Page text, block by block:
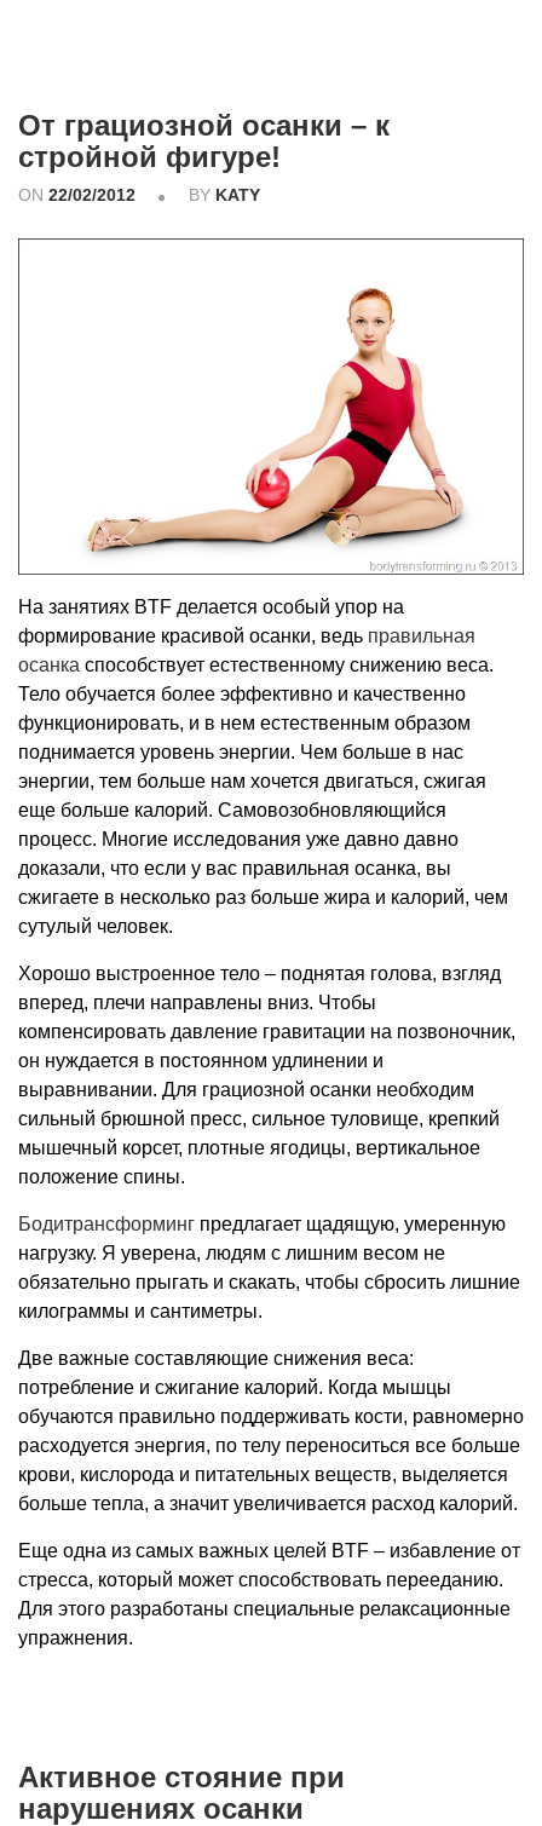
От грациозной осанки – к
стройной фигуре!
ON 22/02/2012 BY KATY
На занятиях BTF делается особый упор на
формирование красивой осанки, ведь правильная
осанка способствует естественному снижению веса.
Тело обучается более эффективно и качественно
функционировать, и в нем естественным образом
поднимается уровень энергии. Чем больше в нас
энергии, тем больше нам хочется двигаться, сжигая
еще больше калорий. Самовозобновляющийся
процесс. Многие исследования уже давно давно
доказали, что если у вас правильная осанка, вы
сжигаете в несколько раз больше жира и калорий, чем
сутулый человек.
Хорошо выстроенное тело – поднятая голова, взгляд
вперед, плечи направлены вниз. Чтобы
компенсировать давление гравитации на позвоночник,
он нуждается в постоянном удлинении и
выравнивании. Для грациозной осанки необходим
сильный брюшной пресс, сильное туловище, крепкий
мышечный корсет, плотные ягодицы, вертикальное
положение спины.
Бодитрансформинг предлагает щадящую, умеренную
нагрузку. Я уверена, людям с лишним весом не
обязательно прыгать и скакать, чтобы сбросить лишние
килограммы и сантиметры.
Две важные составляющие снижения веса:
потребление и сжигание калорий. Когда мышцы
обучаются правильно поддерживать кости, равномерно
расходуется энергия, по телу переноситься все больше
крови, кислорода и питательных веществ, выделяется
больше тепла, а значит увеличивается расход калорий.
Еще одна из самых важных целей BTF – избавление от
стресса, который может способствовать перееданию.
Для этого разработаны специальные релаксационные
упражнения.
Активное стояние при
нарушениях осанки